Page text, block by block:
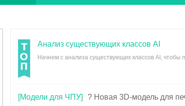
Aнализ существующих классов AI
Начнем с анализа существующих классов AI, чтобы
[Модели для ЧПУ] ? Новая 3D-модель для